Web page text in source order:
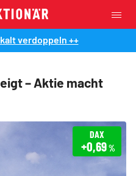
verdoppeln ++
– Aktie macht
DAX
+0,69%